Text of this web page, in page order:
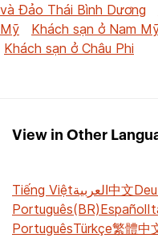
và Đảo Thái Bình Dương
Mỹ
Khách sạn ở Nam
Khách sạn ở Châu Phi
View in Other
Tiếng Việtالعربية中文
Português(BR)Español
PortuguêsTürkçe繁體中